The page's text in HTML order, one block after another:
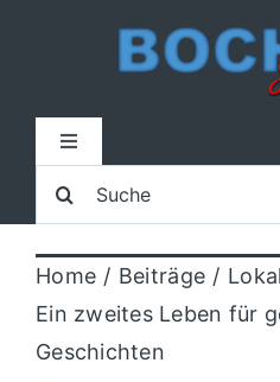
Toggle
Home
Lokal
Blaulicht
Suche
nach:
Home Beiträge
Ein zweites Leben für
Geschichten